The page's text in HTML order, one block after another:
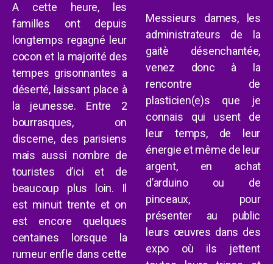
A cette heure, l es
familles ont depuis
longtemps regagné leur
cocon et l a majorité des
tempes grisonnantes a
déserté, laissant place à
la jeunesse. Entre 2
bourrasques,on
discerne, des parisiens
mais aussi nombre de
touristes d’ici et de
beaucoup plus loin. Il
est minuit trente et on
est encore quelques
centaines lorsque la
rumeur enfle dans cette
Messieurs dames, les
administrateurs de la
gaitè désenchantée,
venez donc à la
rencontre de
plasticien(e)s que je
connais qui usent de
leur temps, de leur
énergie et même de leur
argent, en achat
d’arduino ou de
pinceaux, pour
présenter au public
leurs œuvres dans des
expo où ils jettent